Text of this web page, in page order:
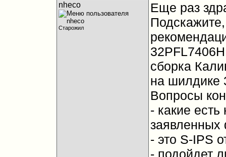
nheco
Старожил
Еще раз
сборка
на шилдике
Вопросы
- какие
заявленных
- это S-IPS
- подойдет